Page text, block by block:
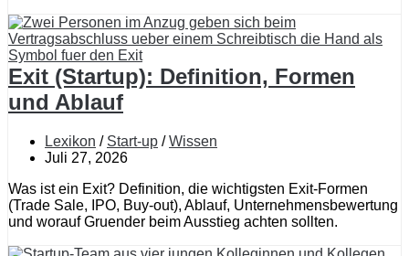
Exit (Startup): Definition, Formen
und Ablauf
Lexikon / Start-up /Wissen
Juli 27, 2026
Was ist ein Exit? Definition, die wichtigsten Exit-Formen
(Trade Sale, IPO, Buy-out), Ablauf, Unternehmensbewertung
und worauf Gruender beim Ausstieg achten sollten.